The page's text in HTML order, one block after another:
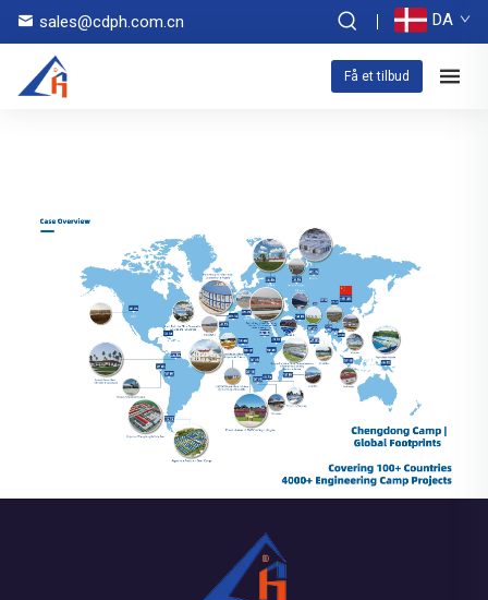
sales@cdph.com.cn DA
Få et tilbud